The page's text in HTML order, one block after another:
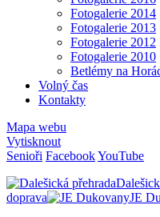
Fotogalerie 2014
Fotogalerie 2013
Fotogalerie 2012
Fotogalerie 2010
Betlémy na
Volný čas
Kontakty
Mapa webu
Vytisknout
Senioři FacebookYouTube
doprava
JE